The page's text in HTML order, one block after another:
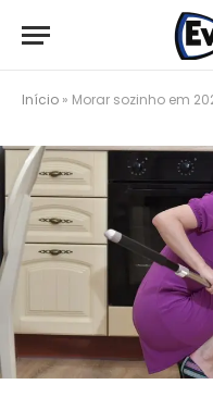
Início » Morar sozinho em 2026: